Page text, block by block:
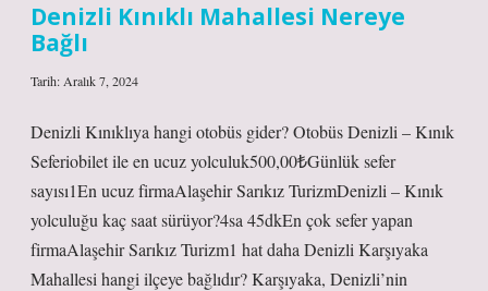
Denizli Kınıklı Mahallesi Nereye
Bağlı
Tarih: Aralık 7, 2024
Denizli Kınıklıya hangi otobüs gider? Otobüs Denizli – Kınık
Seferiobilet ile en ucuz yolculuk500,00₺Günlük sefer
sayısı1En ucuz firmaAlaşehir Sarıkız TurizmDenizli – Kınık
yolculuğu kaç saat sürüyor?4sa 45dkEn çok sefer yapan
firmaAlaşehir Sarıkız Turizm1 hat daha Denizli Karşıyaka
Mahallesi hangi ilçeye bağlıdır? Karşıyaka, Denizli’nin